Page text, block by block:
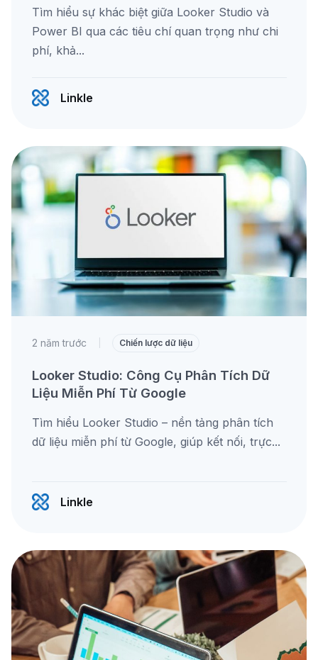
Tìm hiểu sự khác biệt giữa Looker Studio và
Power BI qua các tiêu chí quan trọng như chi
phí, khả...
Linkle
2 năm trước Chiến lược dữ liệu
Looker Studio: Công Cụ Phân Tích Dữ
Liệu Miễn Phí Từ Google
Tìm hiểu Looker Studio – nền tảng phân tích
dữ liệu miễn phí từ Google, giúp kết nối, trực...
Linkle